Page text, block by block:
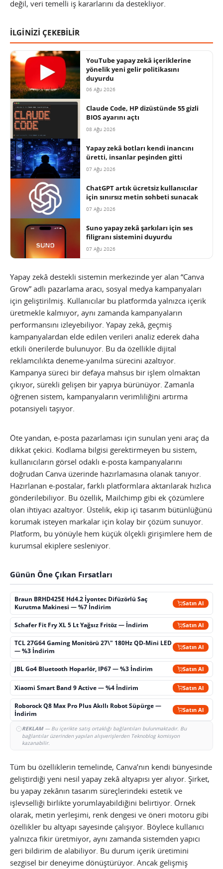
değil, veri temelli iş kararlarını da destekliyor.
İLGİNİZİ ÇEKEBİLİR
YouTube yapay zekâ içeriklerine
yönelik yeni gelir politikasını
duyurdu
06 Ağu 2026
Claude Code, HP dizüstünde 55 gizli
BIOS ayarını açtı
08 Ağu 2026
Yapay zekâ botları kendi inancını
üretti, insanlar peşinden gitti
07 Ağu 2026
ChatGPT artık ücretsiz kullanıcılar
için sınırsız metin sohbeti sunacak
07 Ağu 2026
Suno yapay zekâ şarkıları için ses
filigranı sistemini duyurdu
07 Ağu 2026
Yapay zekâ destekli sistemin merkezinde yer alan “Canva
Grow” adlı pazarlama aracı, sosyal medya kampanyaları
için geliştirilmiş. Kullanıcılar bu platformda yalnızca içerik
üretmekle kalmıyor, aynı zamanda kampanyaların
performansını izleyebiliyor. Yapay zekâ, geçmiş
kampanyalardan elde edilen verileri analiz ederek daha
etkili önerilerde bulunuyor. Bu da özellikle dijital
reklamcılıkta deneme-yanılma sürecini azaltıyor.
Kampanya süreci bir defaya mahsus bir işlem olmaktan
çıkıyor, sürekli gelişen bir yapıya bürünüyor. Zamanla
öğrenen sistem, kampanyaların verimliliğini artırma
potansiyeli taşıyor.
Öte yandan, e-posta pazarlaması için sunulan yeni araç da
dikkat çekici. Kodlama bilgisi gerektirmeyen bu sistem,
kullanıcıların görsel odaklı e-posta kampanyalarını
doğrudan Canva üzerinde hazırlamasına olanak tanıyor.
Hazırlanan e-postalar, farklı platformlara aktarılarak hızlıca
gönderilebiliyor. Bu özellik, Mailchimp gibi ek çözümlere
olan ihtiyacı azaltıyor. Üstelik, ekip içi tasarım bütünlüğünü
korumak isteyen markalar için kolay bir çözüm sunuyor.
Platform, bu yönüyle hem küçük ölçekli girişimlere hem de
kurumsal ekiplere sesleniyor.
Günün Öne Çıkan Fırsatları
Braun BRHD425E Hd4.2 İyontec Difüzörlü Saç
Kurutma Makinesi — %7 İndirim
Satın Al
Schafer Fit Fry XL 5 Lt Yağsız Fritöz — İndirim Satın Al
TCL 27G64 Gaming Monitörü 27\" 180Hz QD-Mini LED
— %3 İndirim
Satın Al
JBL Go4 Bluetooth Hoparlör, IP67 — %3 İndirim Satın Al
Xiaomi Smart Band 9 Active — %4 İndirim Satın Al
Roborock Q8 Max Pro Plus Akıllı Robot Süpürge —
İndirim
Satın Al
REKLAM— Bu içerikte satış ortaklığı bağlantıları bulunmaktadır. Bu
bağlantılar üzerinden yapılan alışverişlerden Teknoblog komisyon
kazanabilir.
Tüm bu özelliklerin temelinde, Canva’nın kendi bünyesinde
geliştirdiği yeni nesil yapay zekâ altyapısı yer alıyor. Şirket,
bu yapay zekânın tasarım süreçlerindeki estetik ve
işlevselliği birlikte yorumlayabildiğini belirtiyor. Örnek
olarak, metin yerleşimi, renk dengesi ve öneri motoru gibi
özellikler bu altyapı sayesinde çalışıyor. Böylece kullanıcı
yalnızca fikir üretmiyor, aynı zamanda sistemden yapıcı
geri bildirim de alabiliyor. Bu durum içerik üretimini
sezgisel bir deneyime dönüştürüyor. Ancak gelişmiş